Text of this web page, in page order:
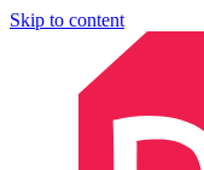
Skip to content